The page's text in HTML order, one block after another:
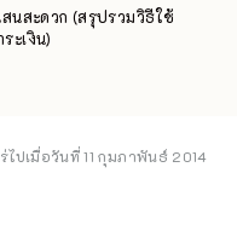
นสะดวก (สรุปรวมวิธีใช้
ะเงิน)
ปเมื่อวันที่ 11 กุมภาพันธ์ 2014